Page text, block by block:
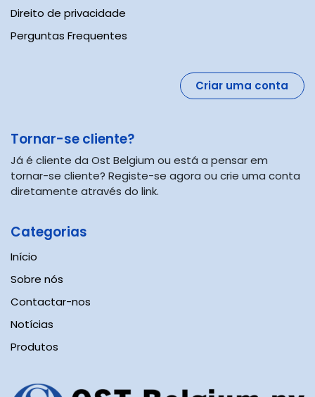
Direito de privacidade
Perguntas Frequentes
Criar uma conta
Tornar-se cliente?​
Já é cliente da Ost Belgium ou está a pensar em
tornar-se cliente? Registe-se agora ou crie uma conta
diretamente através do link.
Categorias
Início
Sobre nós
Contactar-nos
Notícias
Produtos